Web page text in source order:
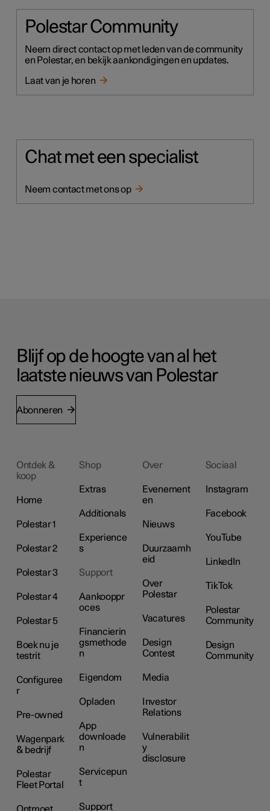
Polestar Community
Neem direct contact op met leden van de community
en Polestar, en bekijk aankondigingen en updates.
Laat van je horen
Chat met een specialist
Neem contact met ons op
Blijf op de hoogte van al het
laatste nieuws van Polestar
Abonneren
Ontdek &
koop
Home
Polestar 1
Polestar 2
Polestar 3
Polestar 4
Polestar 5
Boek nu je
testrit
Configuree
r
Pre-owned
Wagenpark
& bedrijf
Polestar
Fleet Portal
Shop
Extras
Additionals
Experience
s
Support
Aankooppr
oces
Financierin
gsmethode
n
Eigendom
Opladen
App
downloade
n
Servicepun
t
Support
Over
Evenement
en
Nieuws
Duurzaamh
eid
Over
Polestar
Vacatures
Design
Contest
Media
Investor
Relations
Vulnerabilit
y
disclosure
Sociaal
Instagram
Facebook
YouTube
LinkedIn
TikTok
Polestar
Community
Design
Community